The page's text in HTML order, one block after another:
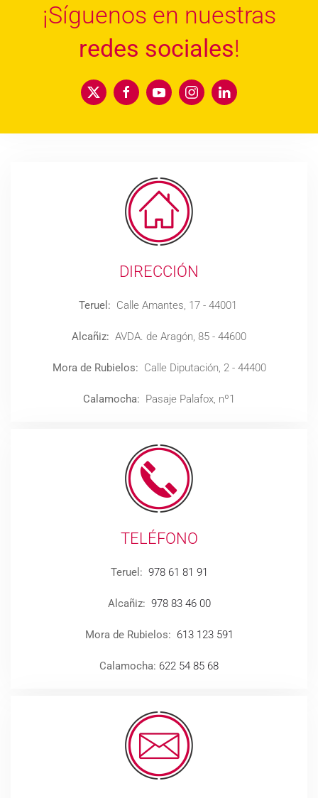
¡Síguenos en nuestras
redes sociales!
DIRECCIÓN
Teruel: Calle Amantes, 17 - 44001
Alcañiz: AVDA. de Aragón, 85 - 44600
Mora de Rubielos: Calle Diputación, 2 - 44400
Calamocha: Pasaje Palafox, nº1
TELÉFONO
Teruel: 978 61 81 91
Alcañiz: 978 83 46 00
Mora de Rubielos: 613 123 591
Calamocha: 622 54 85 68